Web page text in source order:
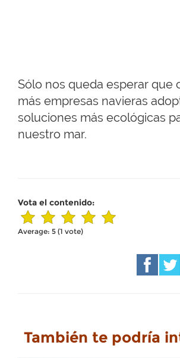
Sólo nos queda esperar que
más empresas navieras
soluciones más ecológicas
nuestro mar.
Vota el contenido:
Average: 5 (1 vote)
También te podría